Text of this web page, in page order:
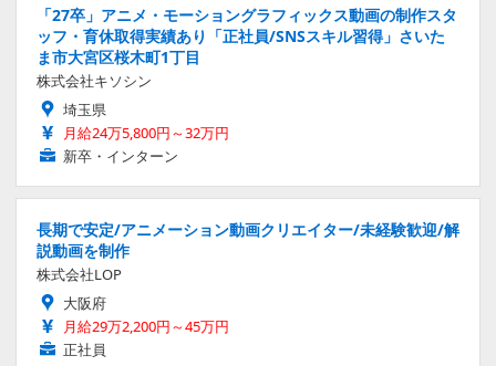
「27卒」アニメ・モーショングラフィックス動画の制作スタ
ッフ・育休取得実績あり「正社員/SNSスキル習得」さいた
ま市大宮区桜木町1丁目
株式会社キソシン
埼玉県
月給24万5,800円～32万円
新卒・インターン
長期で安定/アニメーション動画クリエイター/未経験歓迎/解
説動画を制作
株式会社LOP
大阪府
月給29万2,200円～45万円
正社員